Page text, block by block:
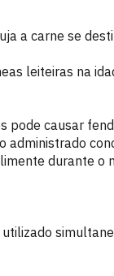
a carne se
leiteiras na
pode causar
administrado
durante o
utilizado